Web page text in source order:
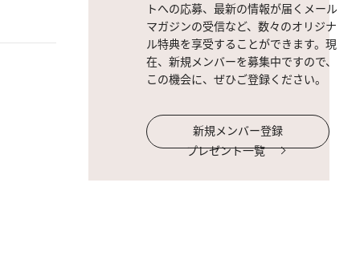
トへの応募、最新の情報が届くメール
マガジンの受信など、数々のオリジナ
ル特典を享受することができます。現
在、新規メンバーを募集中ですので、
この機会に、ぜひご登録ください。
新規メンバー登録
プレゼント一覧